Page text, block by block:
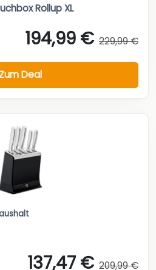
Rollup XL
194,99 € 229,99 €
Zum Deal
137,47 € 209,99 €